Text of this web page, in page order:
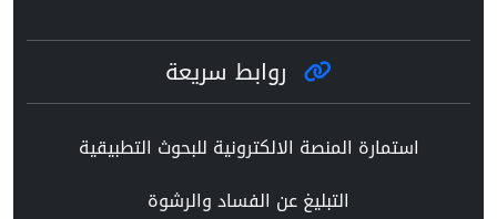
روابط سريعة
استمارة المنصة الالكترونية للبحوث التطبيقية
التبليغ عن الفساد والرشوة